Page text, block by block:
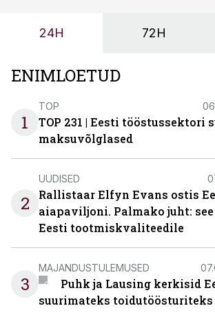
OÜ tegevjuht Sander Mitendorf.
24H 72H
ENIMLOETUD
1
TOP
TOP 231 | Eesti tööstussektori
maksuvõlglased
2
UUDISED
Rallistaar Elfyn Evans ostis
aiapaviljoni. Palmako juht:
Eesti tootmiskvaliteedile
3
MAJANDUSTULEMUSED
Puhk ja Lausing kerkisid
suurimateks toidutöösturiteks